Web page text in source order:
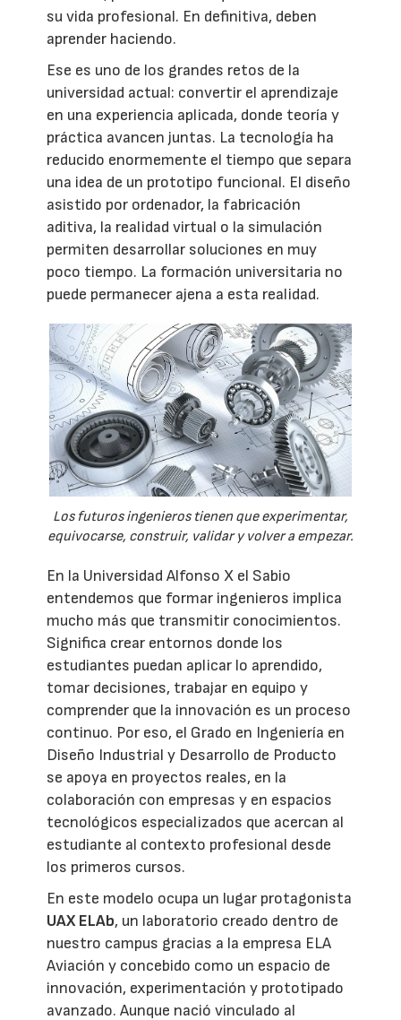
su vida profesional. En definitiva, deben
aprender haciendo.
Ese es uno de los grandes retos de la
universidad actual: convertir el aprendizaje
en una experiencia aplicada, donde teoría y
práctica avancen juntas. La tecnología ha
reducido enormemente el tiempo que separa
una idea de un prototipo funcional. El diseño
asistido por ordenador, la fabricación
aditiva, la realidad virtual o la simulación
permiten desarrollar soluciones en muy
poco tiempo. La formación universitaria no
puede permanecer ajena a esta realidad.
Los futuros ingenieros tienen que experimentar,
equivocarse, construir, validar y volver a empezar.
En la Universidad Alfonso X el Sabio
entendemos que formar ingenieros implica
mucho más que transmitir conocimientos.
Significa crear entornos donde los
estudiantes puedan aplicar lo aprendido,
tomar decisiones, trabajar en equipo y
comprender que la innovación es un proceso
continuo. Por eso, el Grado en Ingeniería en
Diseño Industrial y Desarrollo de Producto
se apoya en proyectos reales, en la
colaboración con empresas y en espacios
tecnológicos especializados que acercan al
estudiante al contexto profesional desde
los primeros cursos.
En este modelo ocupa un lugar protagonista
UAX ELAb, un laboratorio creado dentro de
nuestro campus gracias a la empresa ELA
Aviación y concebido como un espacio de
innovación, experimentación y prototipado
avanzado. Aunque nació vinculado al